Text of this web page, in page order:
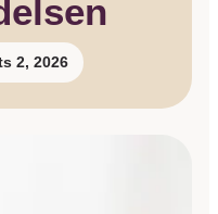
2, 2026